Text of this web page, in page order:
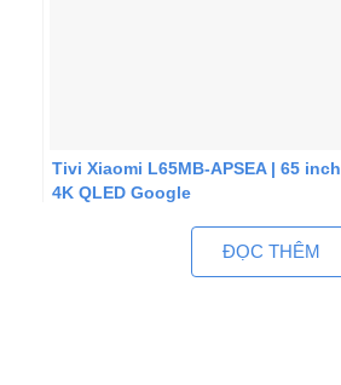
Tivi Xiaomi L65MB-APSEA | 65 inch
4K QLED Google
ĐỌC THÊM